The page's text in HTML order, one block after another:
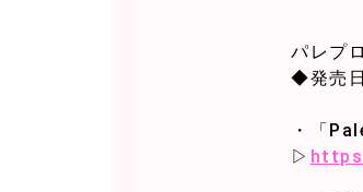
パレプ
◆発売
・「
▷